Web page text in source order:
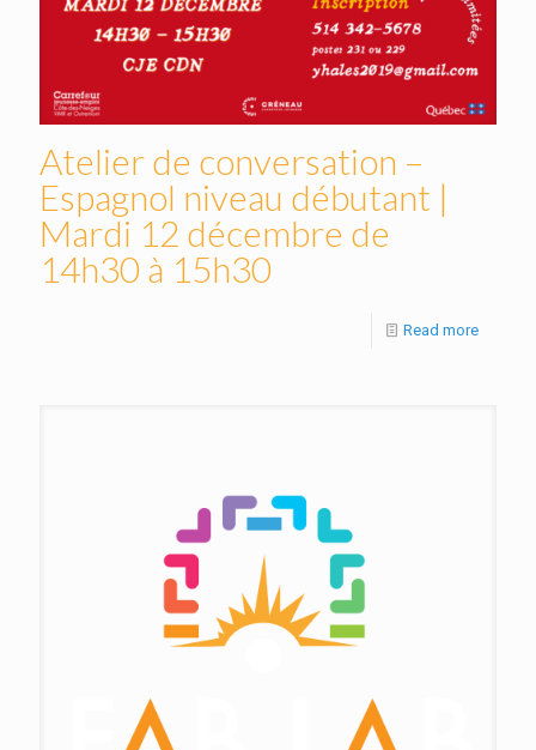
Atelier de conversation –
Espagnol niveau débutant |
Mardi 12 décembre de
14h30 à 15h30
Read more